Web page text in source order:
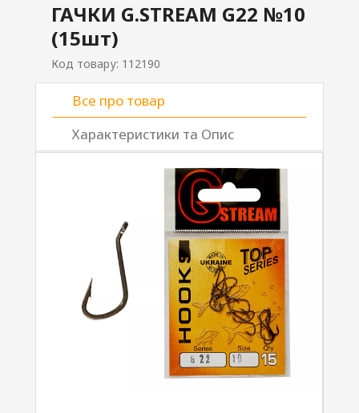
ГАЧКИ G.STREAM G22 №10
(15шт)
Код товару: 112190
Все про товар
Характеристики та Опис